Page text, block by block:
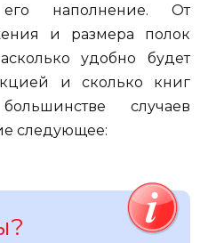
наполнение. От
и размера полок
удобно будет
и сколько книг
случаев
следующее: